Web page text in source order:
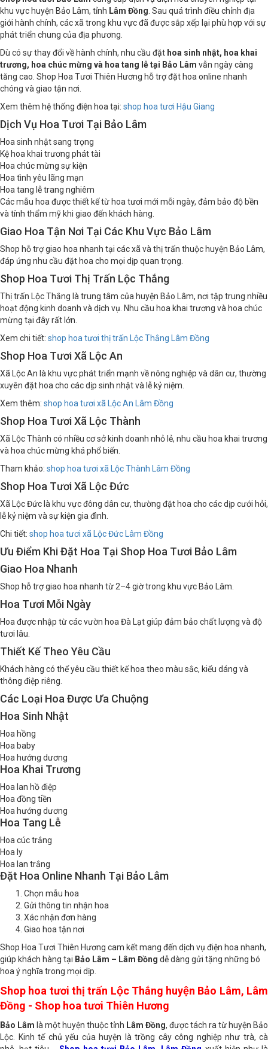
Shop hoa tươi Bảo Lâm
cung cấp dịch vụ điện hoa chuyên nghiệp tại
khu vực huyện Bảo Lâm, tỉnh Lâm Đồng . Sau quá trình điều chỉnh địa
giới hành chính, các xã trong khu vực đã được sắp xếp lại phù hợp với sự
phát triển chung của địa phương.
Dù có sự thay đổi về hành chính, nhu cầu đặt hoa sinh nhật, hoa khai
trương, hoa chúc mừng và hoa tang lễ tại Bảo Lâm
vẫn ngày càng
tăng cao. Shop Hoa Tươi Thiên Hương hỗ trợ đặt hoa online nhanh
chóng và giao tận nơi.
Xem thêm hệ thống điện hoa tại:
shop hoa tươi Hậu Giang
Dịch Vụ Hoa Tươi Tại Bảo Lâm
Hoa sinh nhật sang trọng
Kệ hoa khai trương phát tài
Hoa chúc mừng sự kiện
Hoa tình yêu lãng mạn
Hoa tang lễ trang nghiêm
Các mẫu hoa được thiết kế từ hoa tươi mới mỗi ngày, đảm bảo độ bền
và tính thẩm mỹ khi giao đến khách hàng.
Giao Hoa Tận Nơi Tại Các Khu Vực Bảo Lâm
Shop hỗ trợ giao hoa nhanh tại các xã và thị trấn thuộc huyện Bảo Lâm,
đáp ứng nhu cầu đặt hoa cho mọi dịp quan trọng.
Shop Hoa Tươi Thị Trấn Lộc Thắng
Thị trấn Lộc Thắng là trung tâm của huyện Bảo Lâm, nơi tập trung nhiều
hoạt động kinh doanh và dịch vụ. Nhu cầu hoa khai trương và hoa chúc
mừng tại đây rất lớn.
shop hoa tươi thị trấn Lộc Thắng Lâm Đồng
Shop Hoa Tươi Xã Lộc An
Xã Lộc An là khu vực phát triển mạnh về nông nghiệp và dân cư, thường
xuyên đặt hoa cho các dịp sinh nhật và lễ kỷ niệm.
shop hoa tươi xã Lộc An Lâm Đồng
Shop Hoa Tươi Xã Lộc Thành
Xã Lộc Thành có nhiều cơ sở kinh doanh nhỏ lẻ, nhu cầu hoa khai trương
và hoa chúc mừng khá phổ biến.
shop hoa tươi xã Lộc Thành Lâm Đồng
Shop Hoa Tươi Xã Lộc Đức
Xã Lộc Đức là khu vực đông dân cư, thường đặt hoa cho các dịp cưới hỏi,
lễ kỷ niệm và sự kiện gia đình.
shop hoa tươi xã Lộc Đức Lâm Đồng
Ưu Điểm Khi Đặt Hoa Tại Shop Hoa Tươi Bảo Lâm
Giao Hoa Nhanh
Shop hỗ trợ giao hoa nhanh từ 2–4 giờ trong khu vực Bảo Lâm.
Hoa Tươi Mỗi Ngày
Hoa được nhập từ các vườn hoa Đà Lạt giúp đảm bảo chất lượng và độ
Thiết Kế Theo Yêu Cầu
Khách hàng có thể yêu cầu thiết kế hoa theo màu sắc, kiểu dáng và
thông điệp riêng.
Các Loại Hoa Được Ưa Chuộng
Hoa Sinh Nhật
Hoa hồng
Hoa baby
Hoa hướng dương
Hoa Khai Trương
Hoa lan hồ điệp
Hoa đồng tiền
Hoa hướng dương
Hoa Tang Lễ
Hoa cúc trắng
Hoa ly
Hoa lan trắng
Đặt Hoa Online Nhanh Tại Bảo Lâm
Chọn mẫu hoa
Gửi thông tin nhận hoa
Xác nhận đơn hàng
Giao hoa tận nơi
Shop Hoa Tươi Thiên Hương cam kết mang đến dịch vụ điện hoa nhanh,
giúp khách hàng tại
Bảo Lâm – Lâm Đồng dễ dàng gửi tặng những bó
hoa ý nghĩa trong mọi dịp.
Shop hoa tươi thị trấn Lộc Thắng huyện Bảo Lâm, Lâm
Đồng - Shop hoa tươi Thiên Hương
Bảo Lâm là một huyện thuộc tỉnhLâm Đồng, được tách ra từ huyện Bảo
Lộc. Kinh tế chủ yếu của huyện là trồng cây công nghiệp như trà, cà